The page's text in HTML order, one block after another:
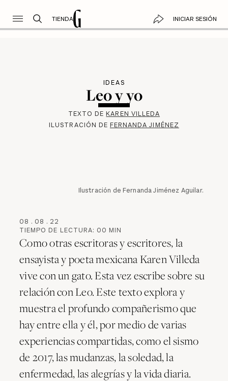
TIENDA INICIAR SESIÓN
IDEAS
Leo y yo
TEXTO DEKAREN VILLEDA
ILUSTRACIÓN DE FERNANDA JIMÉNEZ
Ilustración de Fernanda Jiménez Aguilar.
08 . 08 . 22
TIEMPO DE LECTURA: 00 MIN
Como otras escritoras y escritores, la
ensayista y poeta mexicana Karen Villeda
vive con un gato. Esta vez escribe sobre su
relación con Leo. Este texto explora y
muestra el profundo compañerismo que
hay entre ella y él, por medio de varias
experiencias compartidas, como el sismo
de 2017, las mudanzas, la soledad, la
enfermedad, las alegrías y la vida diaria.